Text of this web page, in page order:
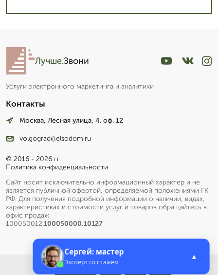
Лучше.Звони
Услуги электронного маркетинга и аналитики
Контакты
Москва, Лесная улица, 4. оф. 12
volgograd@elsodom.ru
© 2016 - 2026 гг.
Политика конфиденциальности
Сайт носит исключительно информационный характер и не
является публичной офертой, определяемой положениями ГК
РФ. Для получения подробной информации о наличии, видах,
характеристиках и стоимости услуг и товаров обращайтесь в
офис продаж.
100050012.100050000.10127
Меню
Сергей: мастер
Эксперт со стажем
▲